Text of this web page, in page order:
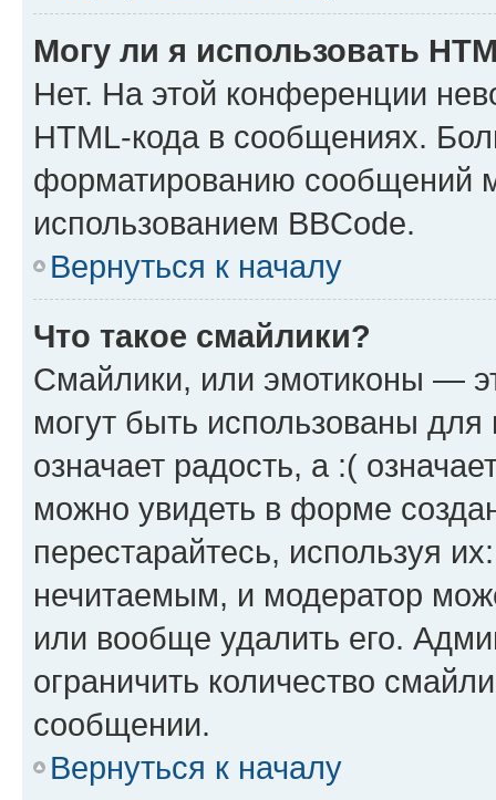
Могу ли я использовать
Нет. На этой конференции
HTML-кода в сообщениях.
форматированию сообщений
использованием BBCode.
Вернуться к началу
Что такое смайлики?
Смайлики, или эмотиконы —
могут быть использованы
означает радость, а :(
можно увидеть в форме
перестарайтесь, используя
нечитаемым, и модератор
или вообще удалить его.
ограничить количество
сообщении.
Вернуться к началу